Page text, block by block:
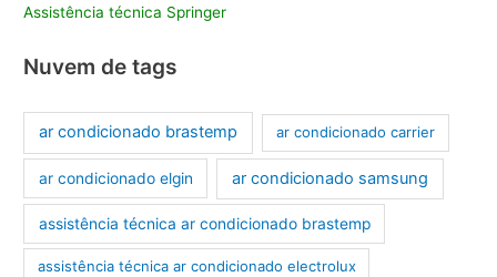
Assistência técnica Springer
Nuvem de tags
ar condicionado brastemp ar condicionado carrier
ar condicionado elgin ar condicionado samsung
assistência técnica ar condicionado brastemp
assistência técnica ar condicionado electrolux